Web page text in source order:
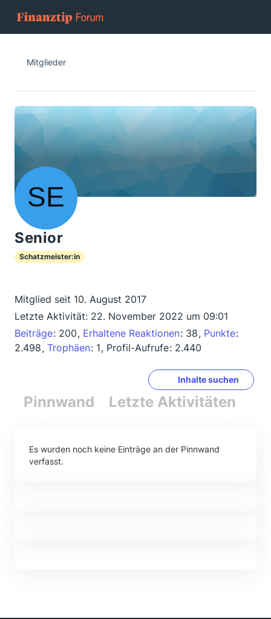
Mitglieder
Senior
Schatzmeister:in
Mitglied seit 10. August 2017
Letzte Aktivität: 22. November 2022 um 09:01
Beiträge 200 Erhaltene Reaktionen 38 Punkte
2.498 Trophäen 1 Profil-Aufrufe 2.440
Inhalte suchen
Pinnwand Letzte Aktivitäten
Es wurden noch keine Einträge an der Pinnwand
verfasst.